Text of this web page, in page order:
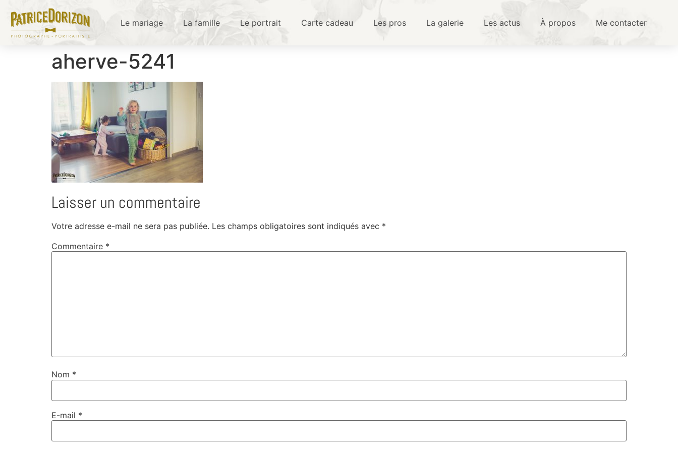
Le mariage La famille Le portrait Carte cadeau Les pros La galerie Les actus À propos Me contacter
aherve-5241
Laisser un commentaire
Votre adresse e-mail ne sera pas publiée. Les champs obligatoires sont indiqués avec *
Commentaire *
Nom *
E-mail *